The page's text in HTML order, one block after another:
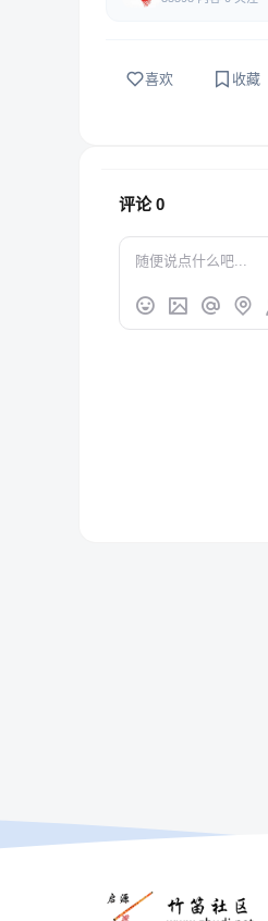
喜欢 收藏
评论0